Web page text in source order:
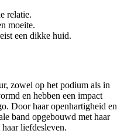
relatie.
moeite.
een dikke huid.
zowel op het podium als in
en hebben een impact
Door haar openhartigheid en
band opgebouwd met haar
liefdesleven.